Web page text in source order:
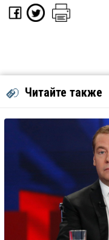
Читайте также